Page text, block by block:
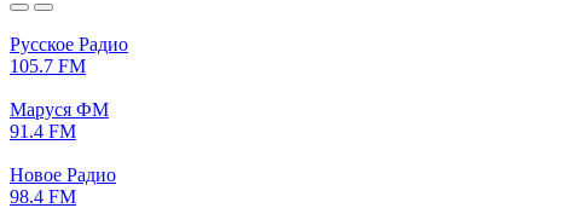
Русское Радио
105.7 FM
Маруся ФМ
91.4 FM
Новое Радио
98.4 FM